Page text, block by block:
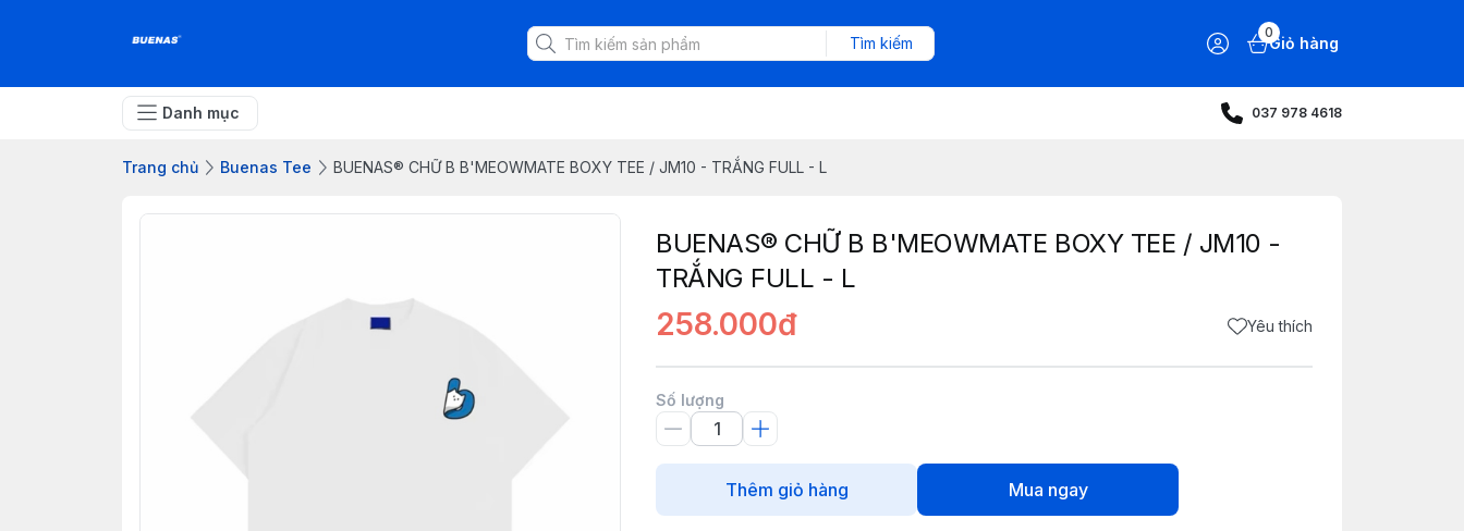
Tìm kiếm
0
Giỏ hàng
Danh mục 037 978 4618
Trang chủ Buenas Tee BUENAS® CHỮ B B'MEOWMATE BOXY TEE / JM10 - TRẮNG FULL - L
BUENAS® CHỮ B B'MEOWMATE BOXY TEE / JM10 -
TRẮNG FULL - L
258.000đ Yêu thích
Số lượng
Thêm giỏ hàng Mua ngay